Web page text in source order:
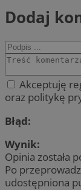
Dodaj
Akceptuję
oraz politykę
Błąd:
Wynik:
Opinia została
Po
udostępniona